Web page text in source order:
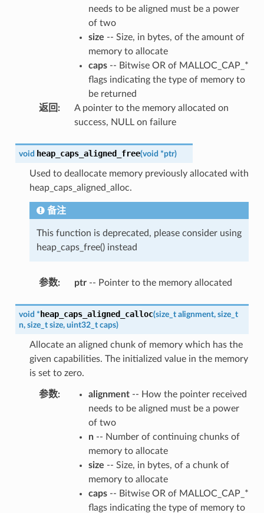
needs to be aligned must be a power
of two
size -- Size, in bytes, of the amount of
memory to allocate
caps-- Bitwise OR of MALLOC_CAP_*
flags indicating the type of memory to
be returned
返回 :
A pointer to the memory allocated on
success, NULL on failure
void heap_caps_aligned_free(void *ptr)
Used to deallocate memory previously allocated with
heap_caps_aligned_alloc.
备注
This function is deprecated, please consider using
heap_caps_free() instead
参数: ptr-- Pointer to the memory allocated
void * heap_caps_aligned_calloc(size_t alignment, size_t
n, size_t size, uint32_t caps)
Allocate an aligned chunk of memory which has the
given capabilities. The initialized value in the memory
is set to zero.
参数: alignment-- How the pointer received
needs to be aligned must be a power
of two
n-- Number of continuing chunks of
memory to allocate
size -- Size, in bytes, of a chunk of
memory to allocate
caps-- Bitwise OR of MALLOC_CAP_*
flags indicating the type of memory to